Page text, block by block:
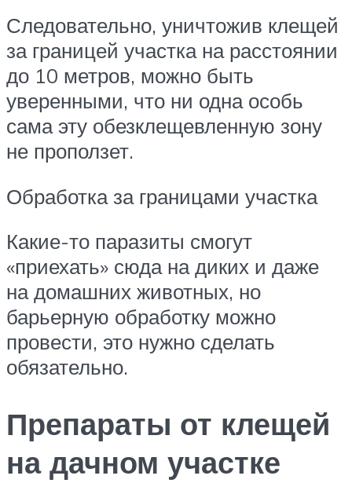
Следовательно, уничтожив клещей
за границей участка на расстоянии
до 10 метров, можно быть
уверенными, что ни одна особь
сама эту обезклещевленную зону
не проползет.
Обработка за границами участка
Какие-то паразиты смогут
«приехать» сюда на диких и даже
на домашних животных, но
барьерную обработку можно
провести, это нужно сделать
обязательно.
Препараты от клещей
на дачном участке